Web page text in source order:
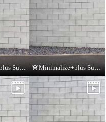
👗Minimalize+plus Summer Collection👗 👗Minimalize+plus Summer Collection👗